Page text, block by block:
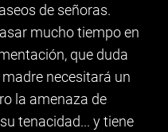
de señoras.
mucho tiempo en
que duda
necesitará un
la amenaza de
tenacidad... y tiene